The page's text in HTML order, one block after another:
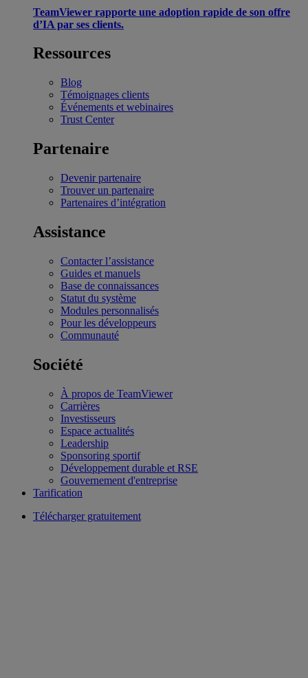
TeamViewer rapporte une adoption rapide de son offre
d’IA par ses clients.
Ressources
Blog
Témoignages clients
Événements et webinaires
Trust Center
Partenaire
Devenir partenaire
Trouver un partenaire
Partenaires d’intégration
Assistance
Contacter l’assistance
Guides et manuels
Base de connaissances
Statut du système
Modules personnalisés
Pour les développeurs
Communauté
Société
À propos de TeamViewer
Carrières
Investisseurs
Espace actualités
Leadership
Sponsoring sportif
Développement durable et RSE
Gouvernement d'entreprise
Tarification
Télécharger gratuitement